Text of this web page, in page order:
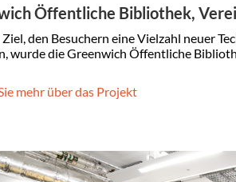
Öffentliche Bibliothek,
den Besuchern eine Vielzahl neuer
wurde dieGreenwich Öffentliche
mehr über das Projekt